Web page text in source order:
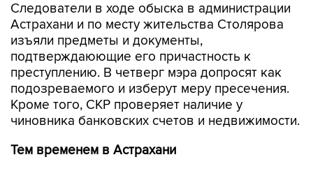
Следователи в ходе обыска в администрации
Астрахани и по месту жительства Столярова
изъяли предметы и документы,
подтверждаюющие его причастность к
преступлению. В четверг мэра допросят как
подозреваемого и изберут меру пресечения.
Кроме того, СКР проверяет наличие у
чиновника банковских счетов и недвижимости.
Тем временем в Астрахани